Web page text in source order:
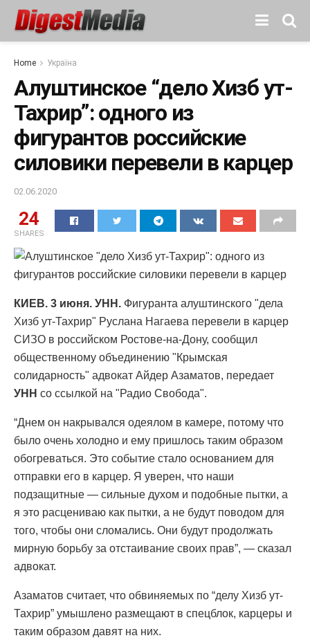
Home Україна
Алуштинское “дело Хизб ут-
Тахрир”: одного из
фигурантов российские
силовики перевели в карцер
02.06.2020
24
SHARES
КИЕВ. 3 июня. УНН. Фигуранта алуштинского "дела
Хизб ут-Тахрир" Руслана Нагаева перевели в карцер
СИЗО в российском Ростове-на-Дону, сообщил
общественному объединению "Крымская
солидарность" адвокат Айдер Азаматов, передает
УНН со ссылкой на "Радио Свобода".
“Днем он накрывался одеялом в камере, потому что
было очень холодно и ему пришлось таким образом
обогреваться. Это событие стало основанием для
отправки его в карцер. Я уверен, что наши
подзащитные — сильные духом и подобные пытки, а
я это расцениваю как пытки, а не будут поводом для
того, чтобы они сломались. Они будут продолжать
мирную борьбу за отстаивание своих прав”, — сказал
адвокат.
Азаматов считает, что обвиняемых по “делу Хизб ут-
Тахрир” умышлено размещают в спецблок, карцеры и
таким образом давят на них.